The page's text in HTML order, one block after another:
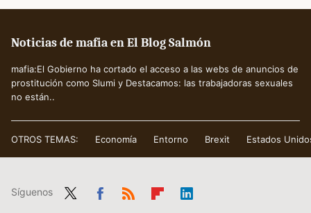
Noticias de mafia en El Blog Salmón
mafia:El Gobierno ha cortado el acceso a las webs de anuncios de
prostitución como Slumi y Destacamos: las trabajadoras sexuales
no están..
OTROS TEMAS: Economía Entorno Brexit Estados
Síguenos